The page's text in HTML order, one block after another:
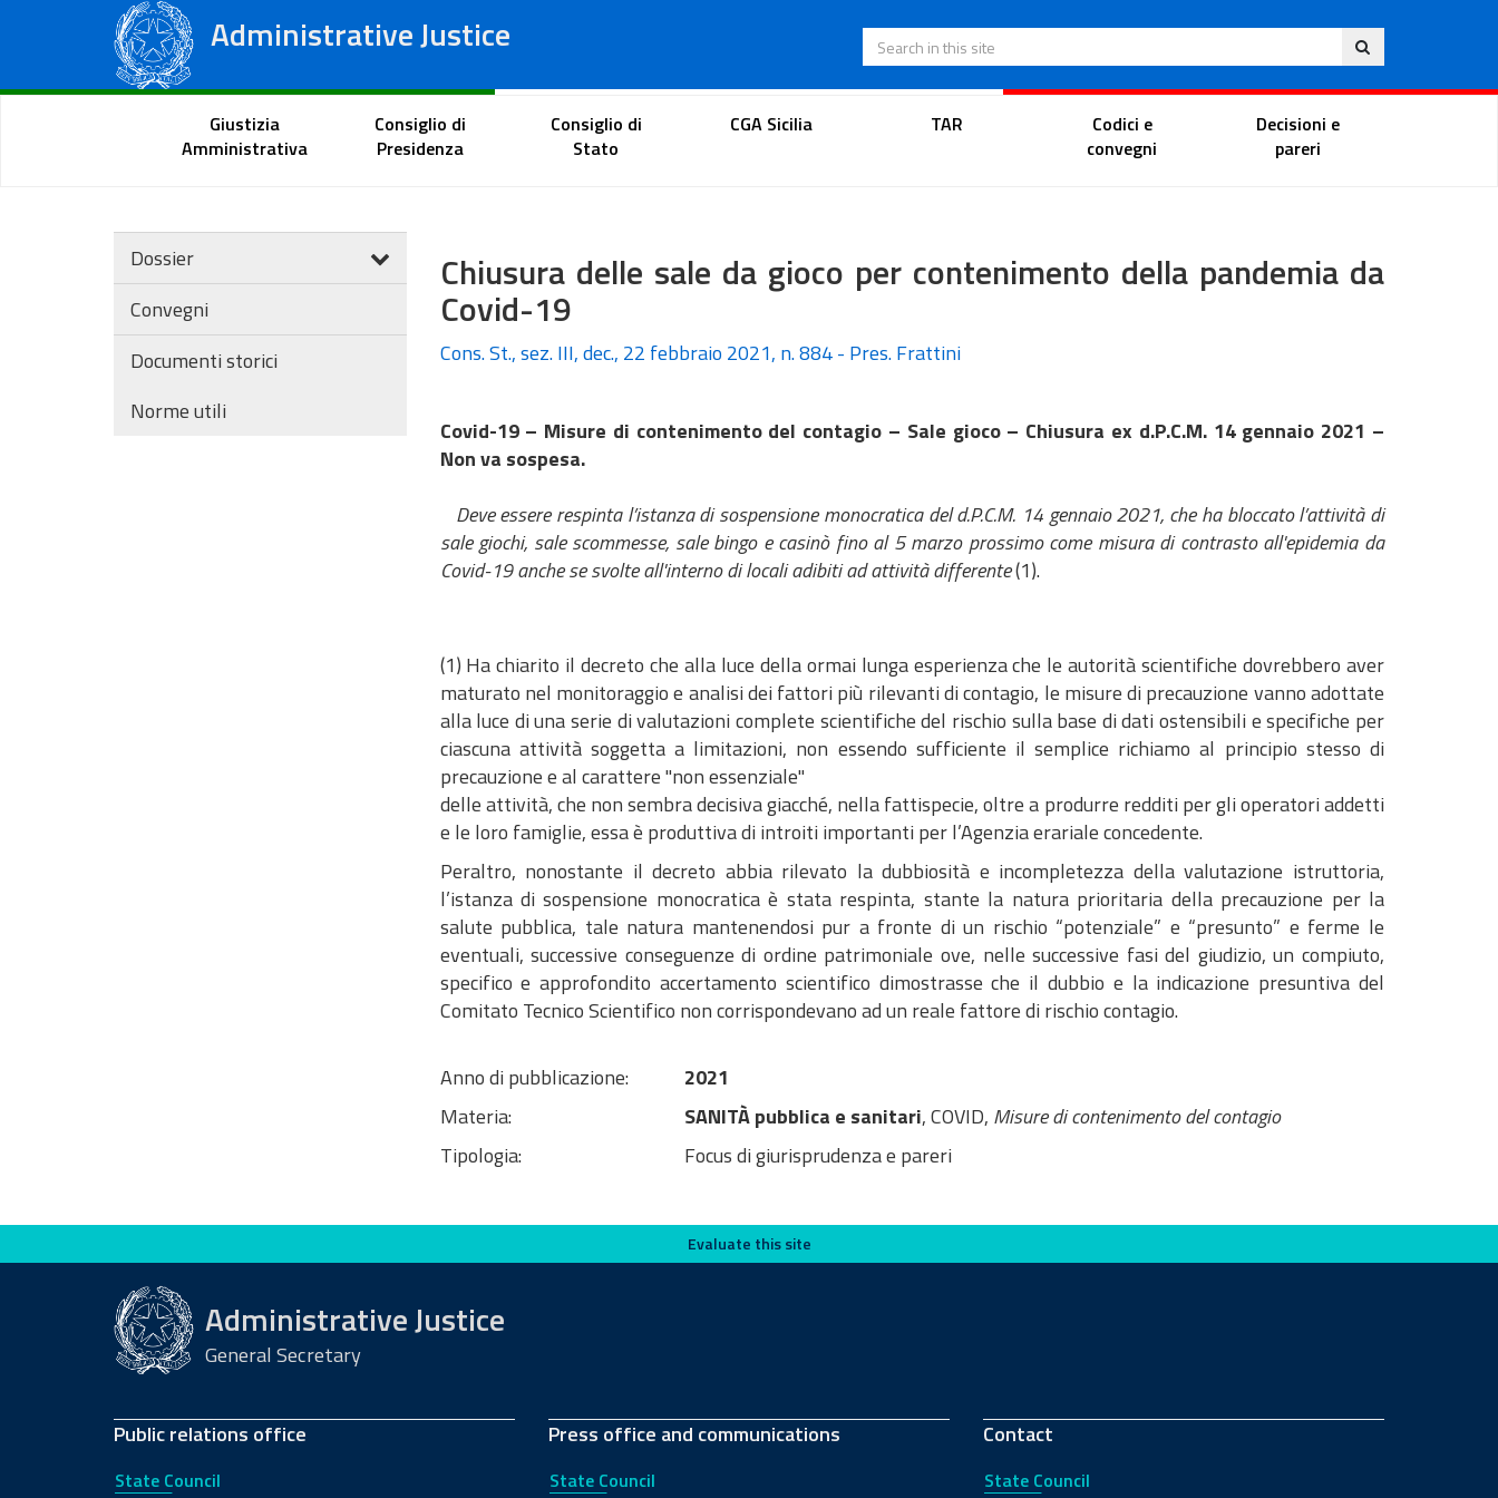
Administrative Justice
Regional Administrative Courts
Eng
Search in this site
Citizen Portal Lawyer's portal Magistrate Portal
Giustizia
Amministrativa
Consiglio di
Presidenza
Consiglio di
Stato
CGA Sicilia TAR
Codici e
convegni
Decisioni e
pareri
Dossier
Convegni
Documenti storici
Norme utili
Chiusura delle sale da gioco per contenimento della pandemia da
Covid-19
Cons. St., sez. III, dec., 22 febbraio 2021, n. 884 - Pres. Frattini
Covid-19 – Misure di contenimento del contagio – Sale gioco – Chiusura ex d.P.C.M. 14 gennaio 2021 –
Non va sospesa.
Deve essere respinta l’istanza di sospensione monocratica del d.P.C.M. 14 gennaio 2021, che ha bloccato l’attività di
sale giochi, sale scommesse, sale bingo e casinò fino al 5 marzo prossimo come misura di contrasto all'epidemia da
Covid-19 anche se svolte all'interno di locali adibiti ad attività differente(1).
(1) Ha chiarito il decreto che alla luce della ormai lunga esperienza che le autorità scientifiche dovrebbero aver
maturato nel monitoraggio e analisi dei fattori più rilevanti di contagio, le misure di precauzione vanno adottate
alla luce di una serie di valutazioni complete scientifiche del rischio sulla base di dati ostensibili e specifiche per
ciascuna attività soggetta a limitazioni, non essendo sufficiente il semplice richiamo al principio stesso di
precauzione e al carattere "non essenziale"
delle attività, che non sembra decisiva giacché, nella fattispecie, oltre a produrre redditi per gli operatori addetti
e le loro famiglie, essa è produttiva di introiti importanti per l’Agenzia erariale concedente.
Peraltro, nonostante il decreto abbia rilevato la dubbiosità e incompletezza della valutazione istruttoria,
l’istanza di sospensione monocratica è stata respinta, stante la natura prioritaria della precauzione per la
salute pubblica, tale natura mantenendosi pur a fronte di un rischio “potenziale” e “presunto” e ferme le
eventuali, successive conseguenze di ordine patrimoniale ove, nelle successive fasi del giudizio, un compiuto,
specifico e approfondito accertamento scientifico dimostrasse che il dubbio e la indicazione presuntiva del
Comitato Tecnico Scientifico non corrispondevano ad un reale fattore di rischio contagio.​​​​​​​
Anno di pubblicazione:
2021
Materia:
SANITÀ pubblica e sanitari, COVID, Misure di contenimento del contagio
Tipologia:
Focus di giurisprudenza e pareri
Evaluate this site Evaluate this site
Administrative Justice
General Secretary
Public relations office
State Council
Press office and communications
State Council
Contact
State Council